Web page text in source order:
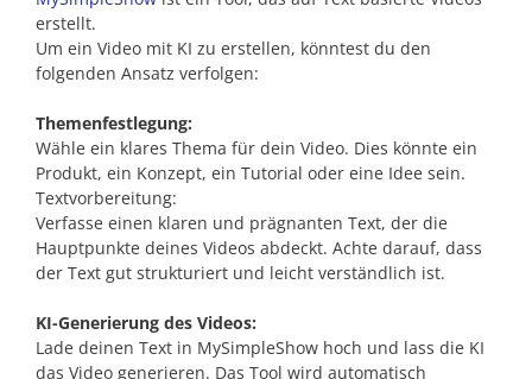
erstellt.
Um ein Video mit KI zu erstellen, könntest du den
folgenden Ansatz verfolgen:
Themenfestlegung:
Wähle ein klares Thema für dein Video. Dies könnte ein
Produkt, ein Konzept, ein Tutorial oder eine Idee sein.
Textvorbereitung:
Verfasse einen klaren und prägnanten Text, der die
Hauptpunkte deines Videos abdeckt. Achte darauf, dass
der Text gut strukturiert und leicht verständlich ist.
KI-Generierung des Videos:
Lade deinen Text in MySimpleShow hoch und lass die KI
das Video generieren. Das Tool wird automatisch